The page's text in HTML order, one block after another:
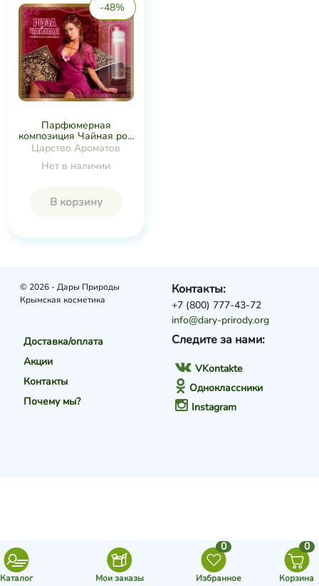
-48%
Парфюмерная
композиция Чайная ро...
Царство Ароматов
Нет в наличии
В корзину
© 2026 - Дары Природы
Крымская косметика
Доставка/оплата
Акции
Контакты
Почему мы?
Следите за нами:
VKontakte
Одноклассники
Instagram
Контакты:
+7 (800) 777-43-72
info@dary-prirody.org
Каталог Мои заказы
0
Избранное
0
Корзина